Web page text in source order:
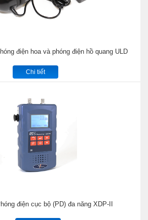
điện hoa và phóng điện hồ quang ULD
Chi tiết
điện cục bộ (PD) đa năng XDP-II